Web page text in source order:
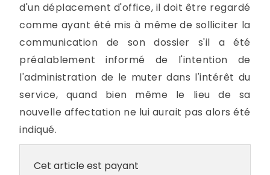
d'un déplacement d'office, il doit être regardé
comme ayant été mis à même de solliciter la
communication de son dossier s'il a été
préalablement informé de l'intention de
l'administration de le muter dans l'intérêt du
service, quand bien même le lieu de sa
nouvelle affectation ne lui aurait pas alors été
indiqué.
Cet article est payant